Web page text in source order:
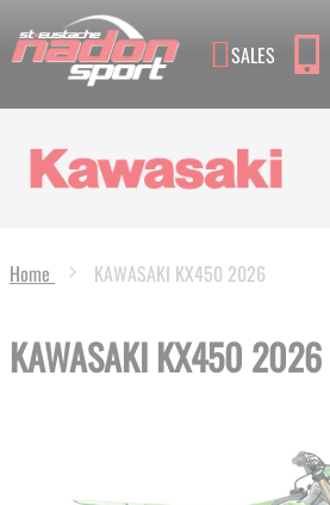
SALES
Home KAWASAKI KX450 2026
KAWASAKI KX450 2026